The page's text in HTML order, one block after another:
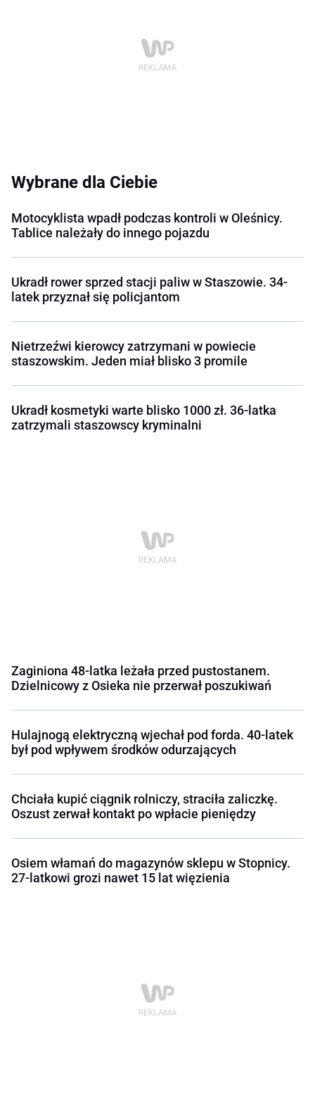
Wybrane dla Ciebie
Motocyklista wpadł podczas kontroli w Oleśnicy.
Tablice należały do innego pojazdu
Ukradł rower sprzed stacji paliw w Staszowie. 34-
latek przyznał się policjantom
Nietrzeźwi kierowcy zatrzymani w powiecie
staszowskim. Jeden miał blisko 3 promile
Ukradł kosmetyki warte blisko 1000 zł. 36-latka
zatrzymali staszowscy kryminalni
Zaginiona 48-latka leżała przed pustostanem.
Dzielnicowy z Osieka nie przerwał poszukiwań
Hulajnogą elektryczną wjechał pod forda. 40-latek
był pod wpływem środków odurzających
Chciała kupić ciągnik rolniczy, straciła zaliczkę.
Oszust zerwał kontakt po wpłacie pieniędzy
Osiem włamań do magazynów sklepu w Stopnicy.
27-latkowi grozi nawet 15 lat więzienia